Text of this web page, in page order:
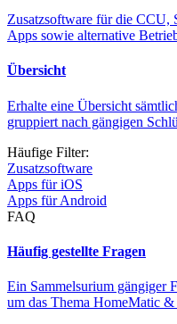
Zusatzsoftware für die CCU,
Apps sowie alternative
Übersicht
Erhalte eine Übersicht
gruppiert nach gängigen
Häufige Filter:
Zusatzsoftware
Apps für iOS
Apps für Android
FAQ
Häufig gestellte Fragen
Ein Sammelsurium gängiger
um das Thema HomeMatic &